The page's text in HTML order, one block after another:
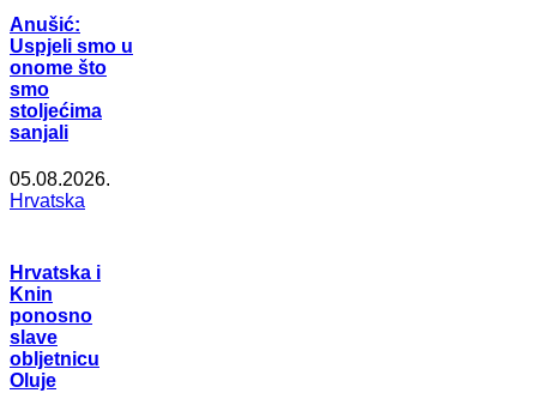
Anušić:
Uspjeli smo u
onome što
smo
stoljećima
sanjali
05.08.2026.
Hrvatska
Hrvatska i
Knin
ponosno
slave
obljetnicu
Oluje